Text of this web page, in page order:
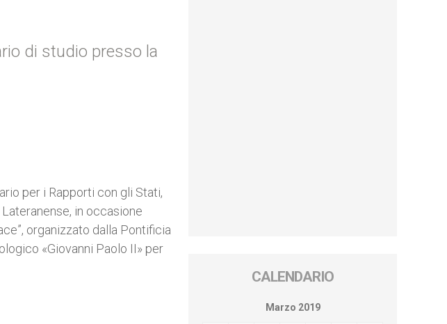
di studio presso la
per i Rapporti con gli Stati,
in occasione
organizzato dalla Pontificia
«Giovanni Paolo II» per
CALENDARIO
Marzo 2019